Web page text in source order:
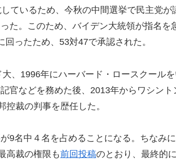
ているため、今秋の中間選挙で民主党が
た。このため、バイデン大統領が指名を
ったため、53対47で承認された。
、1996年にハーバード・ロースクール
官などを務めた後、2013年からワシント
裁の判事を歴任した。
9名中４名を占めることになる。ちなみ
高裁の権限も前回投稿のとおり、最終的